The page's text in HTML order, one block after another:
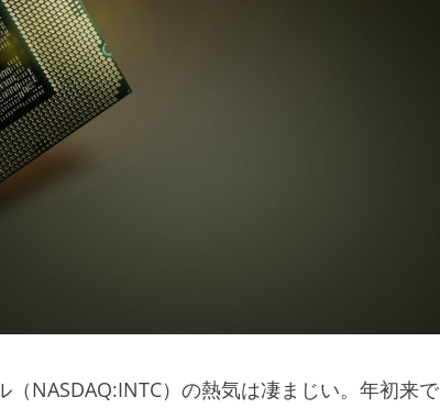
NASDAQ:INTC）の熱気は凄まじい。年初来で